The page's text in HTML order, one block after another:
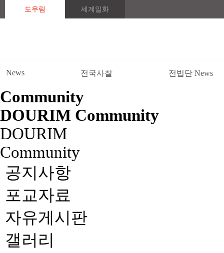
도우림 세계일화
News 전국사찰 전법단 News
Community
DOURIM Community
DOURIM
Community
공지사항
포교자료
자유게시판
갤러리